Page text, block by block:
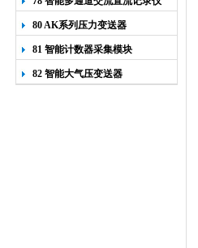
80 AK系列压力变送器
81 智能计数器采集模块
82 智能大气压变送器